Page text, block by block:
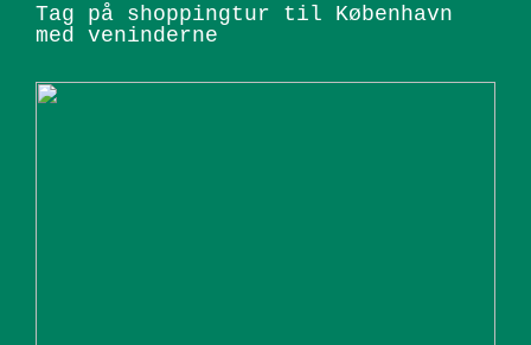
Tag på shoppingtur til København
med veninderne